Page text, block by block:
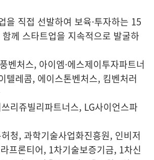
을 직접 선발하여 보육·투자하는 15
께 스타트업을 지속적으로 발굴하
벤처스, 아이엠·에스제이투자파트너
텔레콤, 에이스톤벤처스, 킴벤처러
쓰리쥬빌리파트너스, LG사이언스파
허청, 과학기술사업화진흥원, 인비저
프론티어, 1차기술보증기금, 1차신